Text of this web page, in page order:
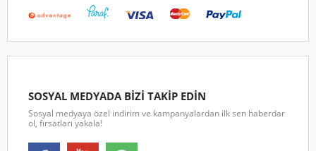
SOSYAL MEDYADA BİZİ TAKİP EDİN
Sosyal medyaya özel indirim ve kampanyalardan ilk sen haberdar
ol, fırsatları yakala!